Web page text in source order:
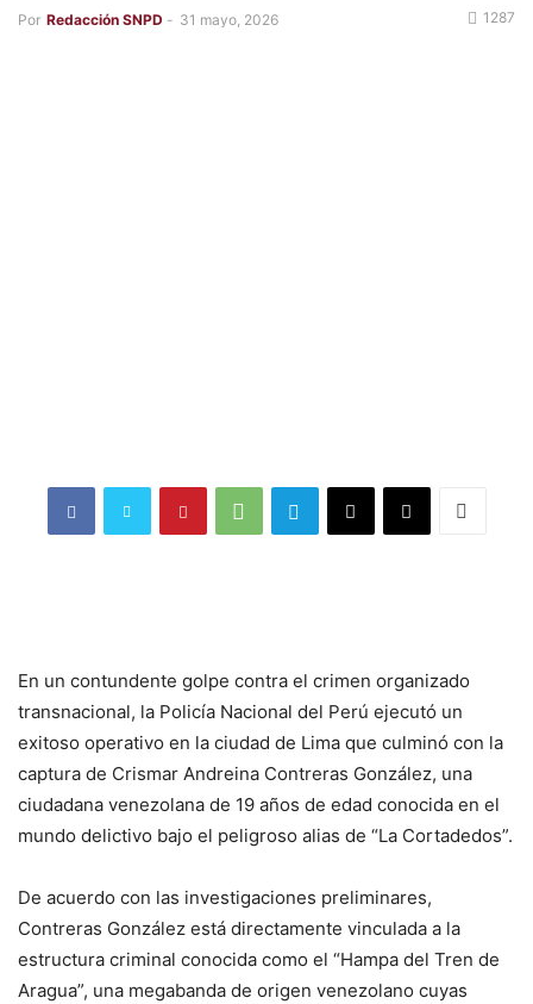
Por Redacción SNPD - 31 mayo, 2026 1287
En un contundente golpe contra el crimen organizado
transnacional, la Policía Nacional del Perú ejecutó un
exitoso operativo en la ciudad de Lima que culminó con la
captura de Crismar Andreina Contreras González, una
ciudadana venezolana de 19 años de edad conocida en el
mundo delictivo bajo el peligroso alias de “La Cortadedos”.
De acuerdo con las investigaciones preliminares,
Contreras González está directamente vinculada a la
estructura criminal conocida como el “Hampa del Tren de
Aragua”, una megabanda de origen venezolano cuyas